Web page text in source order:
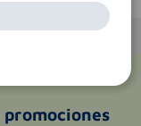
promociones